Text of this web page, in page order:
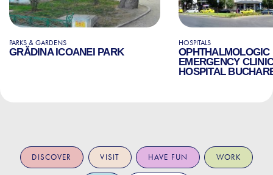
PARKS & GARDENS
GRĂDINA ICOANEI PARK
HOSPITALS
OPHTHALMOLOGIC
EMERGENCY
HOSPITAL
DISCOVER VISIT HAVE FUN WORK